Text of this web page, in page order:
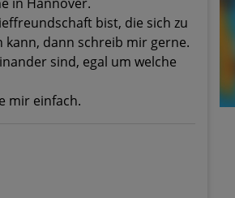
bist, die sich zu
dann schreib mir gerne.
sind, egal um welche
mir einfach.